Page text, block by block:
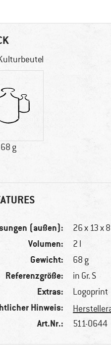
68 g
(außen): 26 x 13 x
Volumen: 2 l
Gewicht: 68 g
Referenzgröße: in Gr. S
Extras: Logoprint
Hinweis:
Art.Nr.: 511-0644